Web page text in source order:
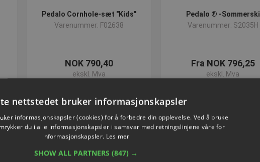
Pedalo Cornhole-sæt "Kids"
Varenummer: F02638
NOK 790,40
ekskl. Mva
Pedalo ® -Sommerski
Varenummer: S2035H
Fra NOK 796,25
ekskl. Mva
nettstedet bruker informasjonskapsler
informasjonskapsler (cookies) for å forbedre din opplevelse. Ved å bruke
du i alle informasjonskapsler i samsvar med retningslinjene våre for
informasjonskapsler. Les mer
SHOW ALL PARTNERS (847) →